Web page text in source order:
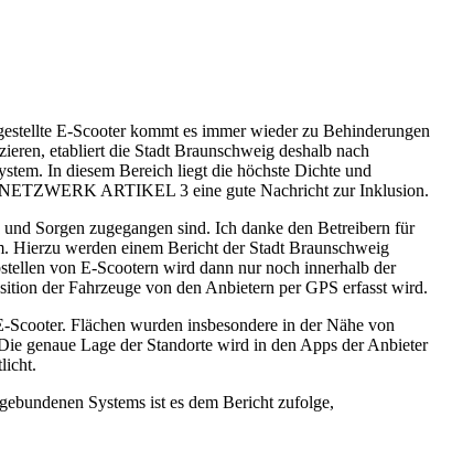
E-Scooter kommt es immer wieder zu Behinderungen
etabliert die Stadt Braunschweig deshalb nach
In diesem Bereich liegt die höchste Dichte und
ARTIKEL 3 eine gute Nachricht zur Inklusion.
Sorgen zugegangen sind. Ich danke den Betreibern für
Hierzu werden einem Bericht der Stadt Braunschweig
von E-Scootern wird dann nur noch innerhalb der
der Fahrzeuge von den Anbietern per GPS erfasst wird.
Flächen wurden insbesondere in der Nähe von
genaue Lage der Standorte wird in den Apps der Anbieter
Systems ist es dem Bericht zufolge,